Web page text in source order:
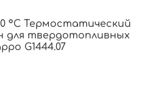
°С Термостатический
для твердотопливных
G1444.07